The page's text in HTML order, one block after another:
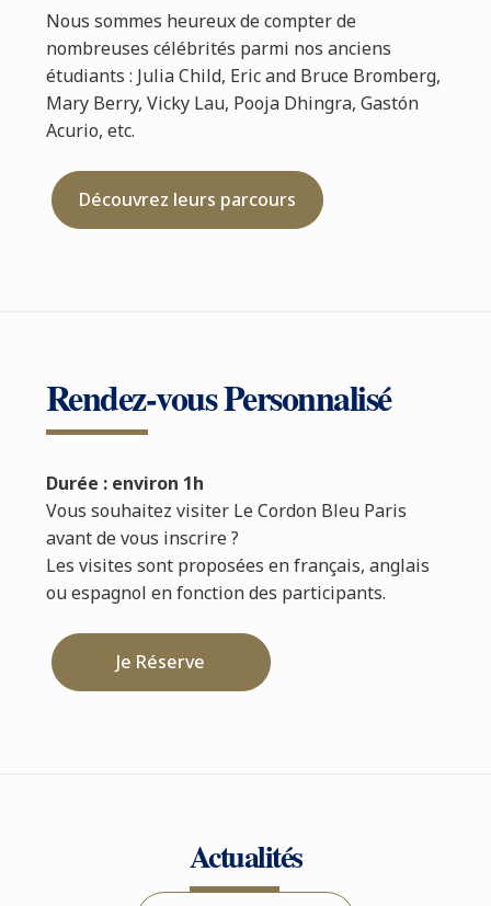
Nous sommes heureux de compter de
nombreuses célébrités parmi nos anciens
étudiants : Julia Child, Eric and Bruce Bromberg,
Mary Berry, Vicky Lau, Pooja Dhingra, Gastón
Acurio, etc.
Découvrez leurs parcours
Rendez-vous Personnalisé
Durée : environ 1h
Vous souhaitez visiter Le Cordon Bleu Paris
avant de vous inscrire ?
Les visites sont proposées en français, anglais
ou espagnol en fonction des participants.
Je Réserve
Actualités